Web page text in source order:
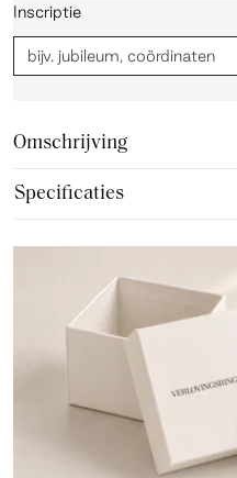
Inscriptie
Omschrijving
Specificaties